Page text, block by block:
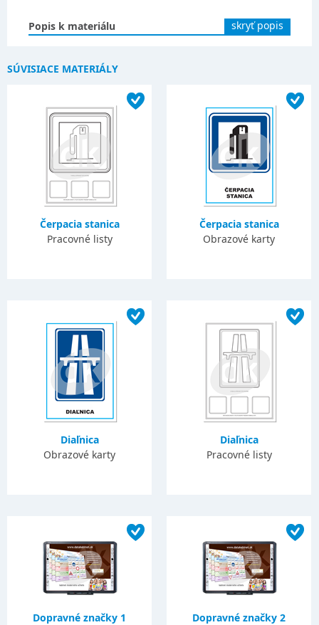
Popis k materiálu skryť popis
SÚVISIACE MATERIÁLY
Čerpacia stanica
Pracovné listy
Čerpacia stanica
Obrazové karty
Diaľnica
Obrazové karty
Diaľnica
Pracovné listy
Dopravné značky 1
Dopravné značky 2